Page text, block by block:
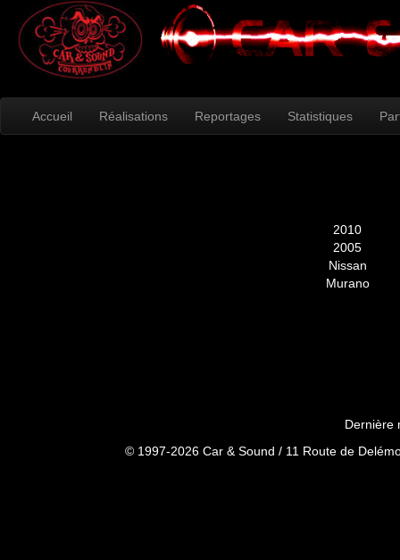
Accueil Réalisations Reportages Statistiques
2010
2005
Nissan
Murano
Dernière
© 1997-2026 Car & Sound / 11 Route de